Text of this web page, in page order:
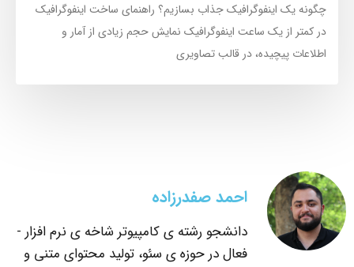
چگونه یک اینفوگرافیک جذاب بسازیم؟ راهنمای ساخت اینفوگرافیک
در کمتر از یک ساعت اینفوگرافیک نمایش حجم زیادی از آمار و
اطلاعات پیچیده، در قالب تصاویری
احمد صفدرزاده
دانشجو رشته ی کامپیوتر شاخه ی نرم افزار -
فعال در حوزه ی سئو، تولید محتوای متنی و